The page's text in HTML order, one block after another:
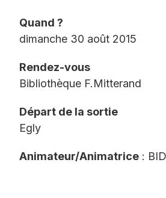
Quand ?
dimanche 30 août 2015
Rendez-vous
Bibliothèque F.Mitterand
Départ de la sortie
Egly
Animateur/Animatrice :